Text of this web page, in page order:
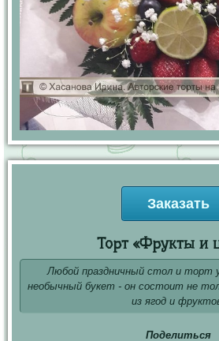
Заказать
Торт «Фрукты и
Любой праздничный стол и торт
необычный букет - он состоит не
из ягод и
Поделиться